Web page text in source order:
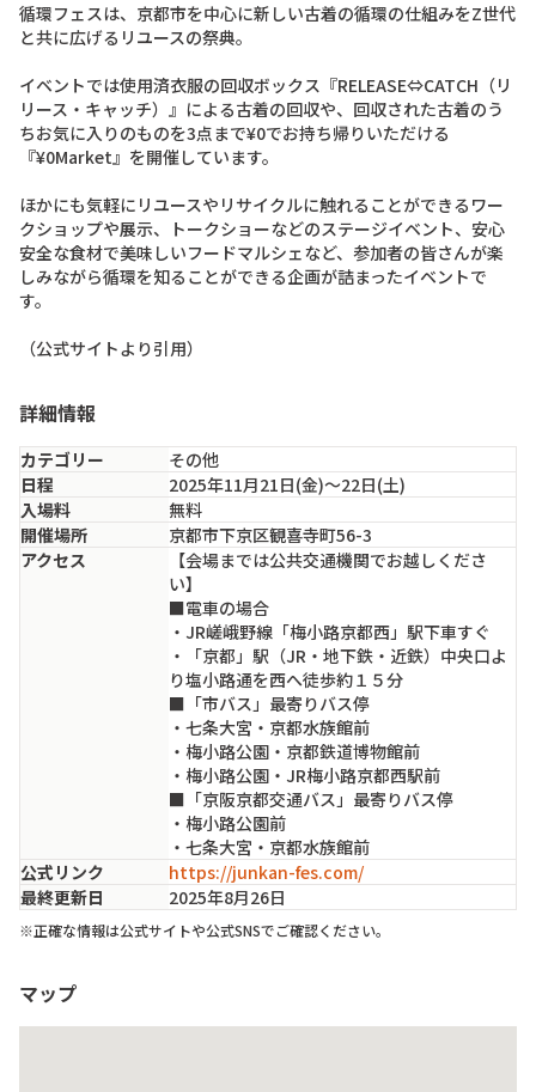
循環フェスは、京都市を中心に新しい古着の循環の仕組みをZ世代
と共に広げるリユースの祭典。
イベントでは使用済衣服の回収ボックス『RELEASE⇔CATCH（リ
リース・キャッチ）』による古着の回収や、回収された古着のう
ちお気に入りのものを3点まで¥0でお持ち帰りいただける
『¥0Market』を開催しています。
ほかにも気軽にリユースやリサイクルに触れることができるワー
クショップや展示、トークショーなどのステージイベント、安心
安全な食材で美味しいフードマルシェなど、参加者の皆さんが楽
しみながら循環を知ることができる企画が詰まったイベントで
す。
（公式サイトより引用）
詳細情報
カテゴリー
その他
日程
2025年11月21日(金)〜22日(土)
入場料
無料
開催場所
京都市下京区観喜寺町56-3
アクセス
【会場までは公共交通機関でお越しくださ
い】
■電車の場合
・JR嵯峨野線「梅小路京都西」駅下車すぐ
・「京都」駅（JR・地下鉄・近鉄）中央口よ
り塩小路通を西へ徒歩約１５分
■「市バス」最寄りバス停
・七条大宮・京都水族館前
・梅小路公園・京都鉄道博物館前
・梅小路公園・JR梅小路京都西駅前
■「京阪京都交通バス」最寄りバス停
・梅小路公園前
・七条大宮・京都水族館前
公式リンク
https://junkan-fes.com/
最終更新日
2025年8月26日
※正確な情報は公式サイトや公式SNSでご確認ください。
マップ